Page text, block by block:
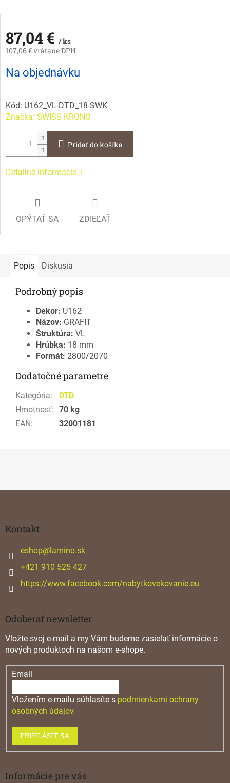
87,04 € / ks
107,06 € vrátane DPH
Jednotková
cena:
Na objednávku
Kód: U162_VL-DTD_18-SWK
Značka: SWISS KRONO
Pridať do košíka
Detailné informácie
OPÝTAŤ SA ZDIEĽAŤ
Popis Diskusia
Podrobný popis
Dekor: U162
Názov: GRAFIT
Štruktúra: VL
Hrúbka: 18 mm
Formát: 2800/2070
Dodatočné parametre
Kategória:
DTD
Hmotnosť: 70 kg
EAN: 32001181
Kontakt
eshop@lamino.sk
+421 910 525 427
https://www.facebook.com/nabytkovekovanie.eu
Odoberať newsletter
Vložte svoj e-mail a my Vám budeme zasielať informácie o
nových produktoch na našom e-shope.
Email
Vložením e-mailu súhlasíte s podmienkami ochrany
osobných údajov
PRIHLÁSIŤ SA
Informácie pre vás